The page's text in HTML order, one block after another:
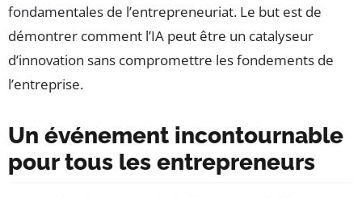
fondamentales de l’entrepreneuriat. Le but est de
démontrer comment l’IA peut être un catalyseur
d’innovation sans compromettre les fondements de
l’entreprise.
Un événement incontournable
pour tous les entrepreneurs